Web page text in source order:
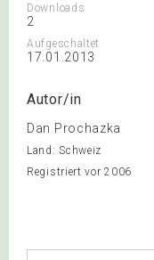
Downloads
2
Aufgeschaltet
17.01.2013
Autor/in
Dan Prochazka
Land: Schweiz
Registriert vor 2006